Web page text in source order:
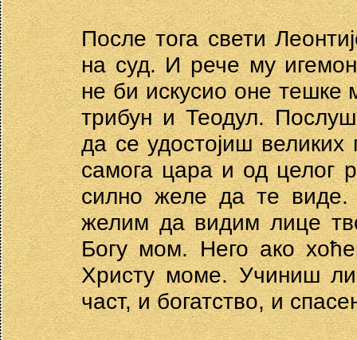
После тога свети
на суд. И рече му
не би искусио оне тешке
трибун и Теодул.
да се удостојиш
самога цара и од целог
силно желе да те виде.
желим да видим лице
Богу мом. Него ако
Христу моме. Учиниш
част, и богатство, и